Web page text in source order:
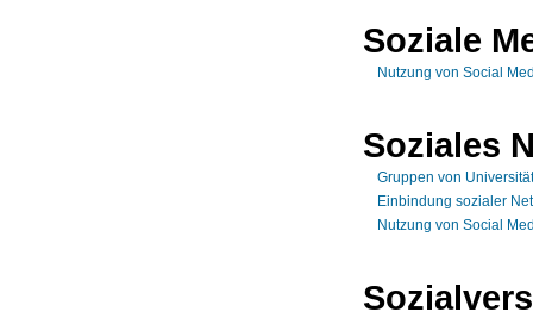
Soziale
Nutzung von Social
Soziales
Gruppen von
Einbindung sozialer
Nutzung von Social